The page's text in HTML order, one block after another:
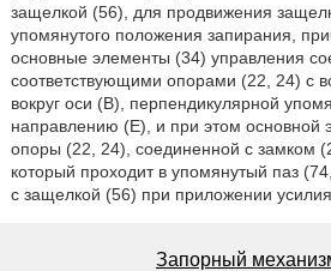
защелкой (56), для продвижения
упомянутого положения запирания,
основные элементы (34) управления
соответствующими опорами (22, 24) с
вокруг оси (В), перпендикулярной
направлению (Е), и при этом основной
опоры (22, 24), соединенной с замком
который проходит в упомянутый паз
с защелкой (56) при приложении усилия.
Запорный